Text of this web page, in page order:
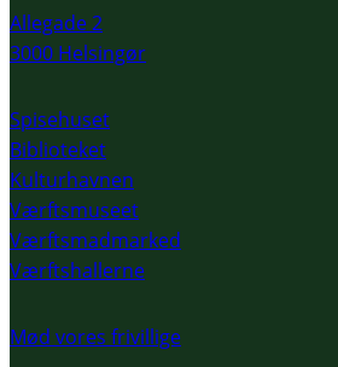
Allegade 2
3000 Helsingør
Spisehuset
Biblioteket
Kulturhavnen
Værftsmuseet
Værftsmadmarked
Værftshallerne
Mød vores frivillige